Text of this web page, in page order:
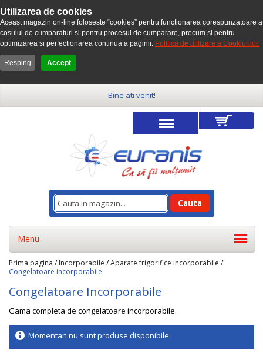
Utilizarea de cookies
Aceast magazin on-line foloseste “cookies” pentru functionarea corespunzatoare a
cosului de cumparaturi si pentru procesul de cumparare, precum si pentru
optimizarea si perfectionarea continua a paginii. Politica de utilizare a Cookiurilor.
Resping Accept
Bine ati venit!
Cauta
Menu
Prima pagina /Incorporabile /Aparate frigorifice incorporabile /
Congelatoare incorporabile
Congelatoare Incorporabile
Gama completa de congelatoare incorporabile.
Momentan nu sunt produse disponibile.